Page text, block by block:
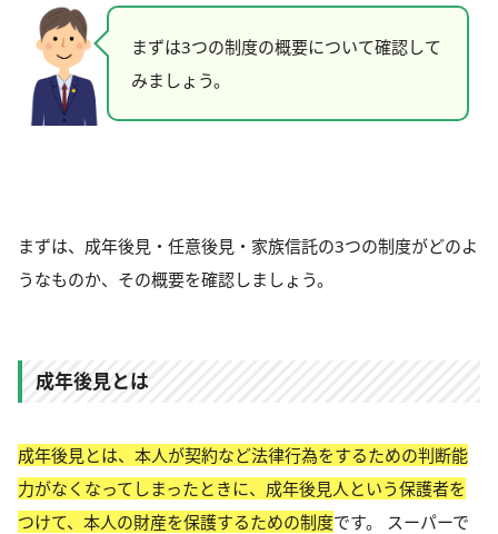
まずは3つの制度の概要について確認して
みましょう。
まずは、成年後見・任意後見・家族信託の3つの制度がどのよ
うなものか、その概要を確認しましょう。
成年後見とは
成年後見とは、本人が契約など法律行為をするための判断能
力がなくなってしまったときに、成年後見人という保護者を
つけて、本人の財産を保護するための制度です。 スーパーで